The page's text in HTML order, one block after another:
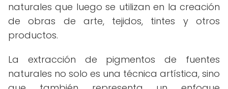
naturales que luego se utilizan en la creación
de obras de arte, tejidos, tintes y otros
productos.
La extracción de pigmentos de fuentes
naturales no solo es una técnica artística, sino